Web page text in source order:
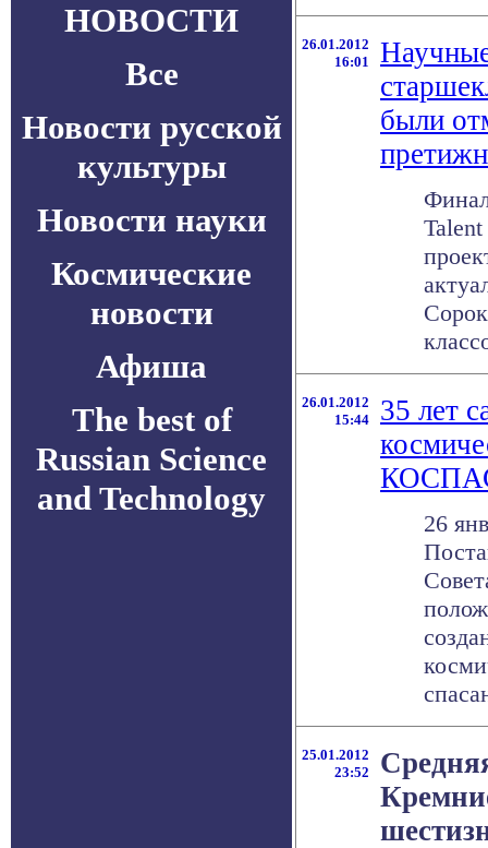
НОВОСТИ
Все
Новости русской
культуры
Новости науки
Космические
новости
Афиша
The best of
Russian Science
and Technology
26.01.2012
16:01
были
26.01.2012
15:44
35 лет
26
25.01.2012
23:52